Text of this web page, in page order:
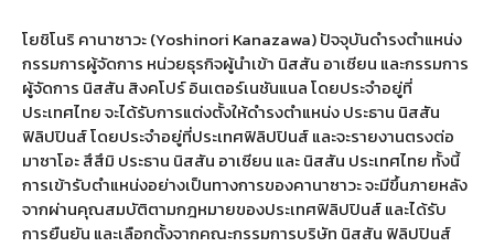
โยชิโนริ คานาซาวะ(Yoshinori Kanazawa)ปัจจุบันดำรงตำแหน่ง
กรรมการผู้จัดการ หน่วยธุรกิจผู้นำเข้า นิสสัน อาเซียน และกรรมการ
ผู้จัดการ นิสสัน สิงคโปร์ อินเตอร์เนชันแนล โดยประจำอยู่ที่
ประเทศไทย จะได้รับการแต่งตั้งให้ดำรงตำแหน่ง ประธาน นิสสัน
ฟิลิปปินส์ โดยประจำอยู่ที่ประเทศฟิลิปปินส์ และจะรายงานตรงต่อ
มาซาโอะ สึสึมิ ประธาน นิสสัน อาเซียน และ นิสสัน ประเทศไทย ทั้งนี้
การเข้ารับตำแหน่งอย่างเป็นทางการของคานาซาวะ จะมีขึ้นภายหลัง
จากผ่านคุณสมบัติตามกฎหมายของประเทศฟิลิปปินส์ และได้รับ
การยืนยัน และเลือกตั้งจากคณะกรรมการบริษัท นิสสัน ฟิลิปปินส์